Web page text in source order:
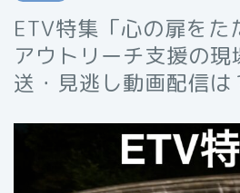
ETV特集「心の扉をた
アウトリーチ支援の
送・見逃し動画配信は